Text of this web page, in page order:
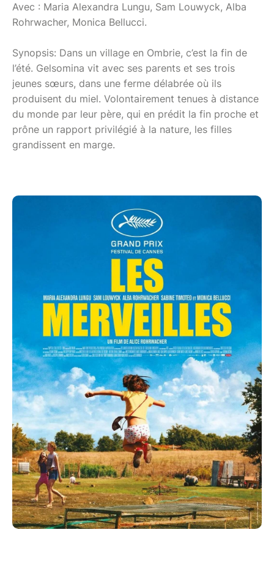
Avec : Maria Alexandra Lungu, Sam Louwyck, Alba
Rohrwacher, Monica Bellucci.
Synopsis: Dans un village en Ombrie, c’est la fin de
l’été. Gelsomina vit avec ses parents et ses trois
jeunes sœurs, dans une ferme délabrée où ils
produisent du miel. Volontairement tenues à distance
du monde par leur père, qui en prédit la fin proche et
prône un rapport privilégié à la nature, les filles
grandissent en marge.